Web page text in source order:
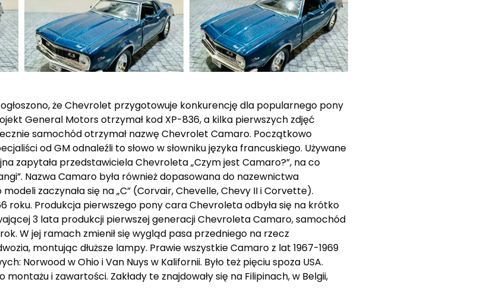
ogłoszono, że Chevrolet przygotowuje konkurencję dla popularnego pony
General Motors otrzymał kod XP-836, a kilka pierwszych zdjęć
samochód otrzymał nazwę Chevrolet Camaro. Początkowo
od GM odnaleźli to słowo w słowniku języka francuskiego. Używane
zapytała przedstawiciela Chevroleta „Czym jest Camaro?”, na co
Nazwa Camaro była również dopasowana do nazewnictwa
zaczynała się na „C” (Corvair, Chevelle, Chevy II i Corvette).
roku. Produkcja pierwszego pony cara Chevroleta odbyła się na krótko
3 lata produkcji pierwszej generacji Chevroleta Camaro, samochód
W jej ramach zmienił się wygląd pasa przedniego na rzecz
montując dłuższe lampy. Prawie wszystkie Camaro z lat 1967-1969
Norwood w Ohio i Van Nuys w Kalifornii. Było też pięciu spoza USA.
i zawartości. Zakłady te znajdowały się na Filipinach, w Belgii,